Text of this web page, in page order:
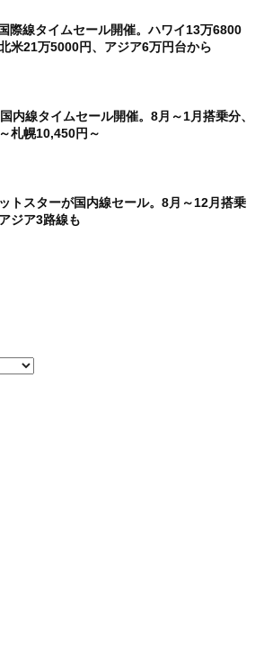
際線タイムセール開催。ハワイ13万6800
米21万5000円、アジア6万円台から
内線タイムセール開催。8月～1月搭乗分、
札幌10,450円～
トスターが国内線セール。8月～12月搭乗
ジア3路線も